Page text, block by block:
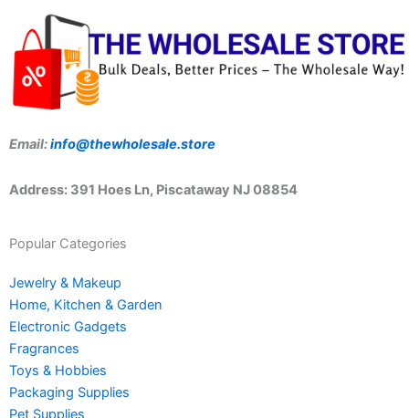
Email:info@thewholesale.store
Address: 391 Hoes Ln, Piscataway NJ 08854
Popular Categories
Jewelry & Makeup
Home, Kitchen & Garden
Electronic Gadgets
Fragrances
Toys & Hobbies
Packaging Supplies
Pet Supplies